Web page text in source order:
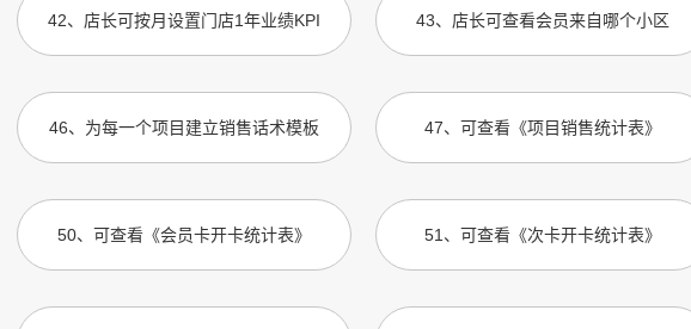
42、 店长可按月设置门店1年业绩KPI 43、 店长可查看会员来自哪个小区
46、 为每一个项目建立销售话术模板 47、 可查看《项目销售统计表》
50、 可查看《会员卡开卡统计表》 51 、 可查看《次卡开卡统计表》